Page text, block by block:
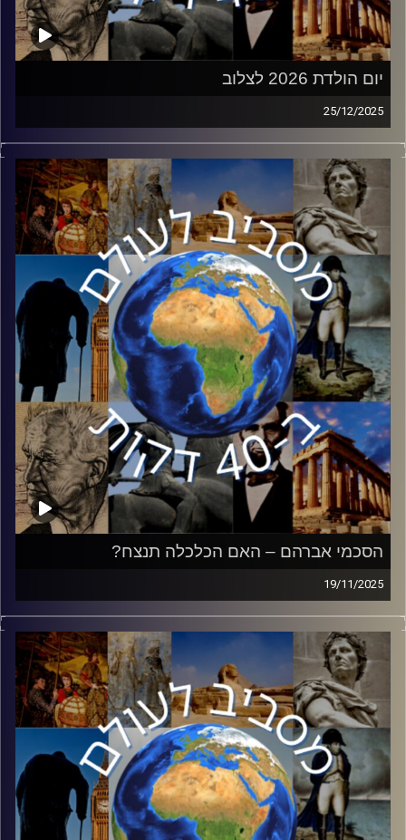
יום הולדת 2026 לצלוב
25/12/2025
ההיסטוריה מלאה באנשים משפיעים, אך אין ספק כי ישו נמצא
בראשית הרשימה. לכבוד הכריסמס, שיחה עם פרופסור אביעד
קליינברג על השפעותיה של הנצרות לאורך ההיסטוריה, תרומתה
לעיצוב התרבות המערבית והתחרות אל מול היהדות. פרופסור
קליינברג הוא מומחה לנצרות. ספריו התפרסמו בהוצאות
יוקרתיות בעולם ותורגמו לשפות רבות. בעברית ראו אור בין
היתר מדריך לחילוני, קריאת ביניים ושבעת החטאים.
קרדיט תמונות:יוסי מצרי
הסכמי אברהם – האם הכלכלה תנצח?
19/11/2025
לאחר סיום המלחמה ברצועת עזה, החלו עבודות בבית הלבן
להרחבת הסכמי אברהם. על פי התקשורת העולמית, המדינות
המרכזיות העשויות להצטרף הן ערב הסעודית ואינדונזיה. כיצד
ההסכמים ישפיעו על הכלכלה הישראלית? מה המדינות הללו
יכולית להרוויח מנרמול היחסים עם ישראל? צפריר אסף,
מומחה לשווקים מתעוררים, פיתוח עסקי ויעוץ אסטרטגי
לבנקים בינלאומיים לפיתוח והשקעות אימפקט הצטרף כדי
לענות על כל השאלות.
קרדיט תמונות:יוסי מצרי